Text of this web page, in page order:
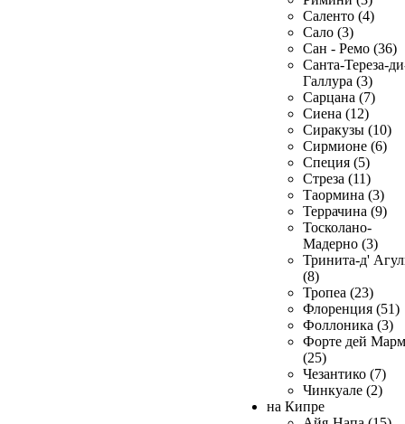
Саленто (4)
Сало (3)
Сан - Ремо (36)
Санта-Тереза-
Галлура (3)
Сарцана (7)
Сиена (12)
Сиракузы (10)
Сирмионе (6)
Специя (5)
Стреза (11)
Таормина (3)
Террачина (9)
Тосколано-
Мадерно (3)
Тринита-д'
(8)
Тропеа (23)
Флоренция (51)
Фоллоника (3)
Форте дей
(25)
Чезантико (7)
Чинкуале (2)
на Кипре